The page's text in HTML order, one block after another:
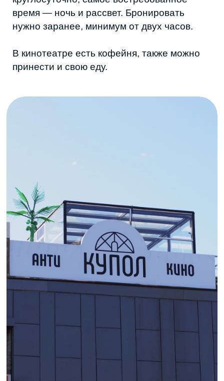
Четыре приватные комнаты с разной
тематикой: гараж с машиной,
индустриальная заброшка и более уютные
семейные залы. Оплата за количество
человек и время (минимум два часа),
проведенное в пространстве. Еду и
напитки можно только купить на месте, со
своим нельзя. Бронировать нужно заранее,
а если вы пара, то администратор
потребует документальное подтверждение